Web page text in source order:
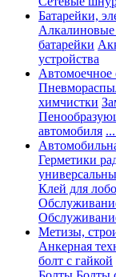
Батарейки,
Алкалиновые
батарейки
устройства
Автомоечное
химчистки
автомобиля
Герметики
Клей для
Метизы,
Анкерная
болт с гайкой